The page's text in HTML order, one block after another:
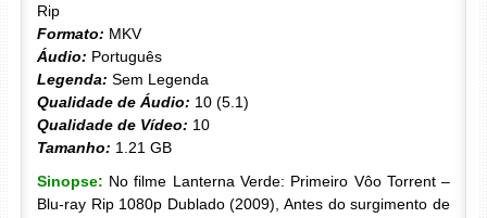
Rip
Formato: MKV
Áudio: Português
Legenda: Sem Legenda
Qualidade de Áudio: 10 (5.1)
Qualidade de Vídeo: 10
Tamanho: 1.21 GB
Sinopse: No filme Lanterna Verde: Primeiro Vôo Torrent –
Blu-ray Rip 1080p Dublado (2009), Antes do surgimento de